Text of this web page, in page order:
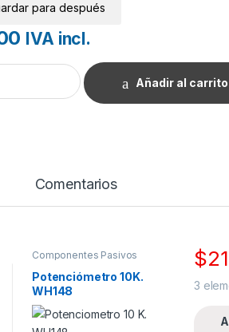
para después
IVA incl.
1K 1/2W. WH148 cantidad
Añadir al carrito
Comentarios
Componentes Pasivos
Potenciómetro 10K.
WH148
$
3